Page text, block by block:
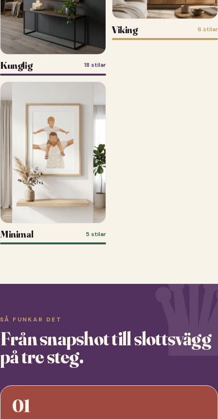
Kunglig 18 stilar
Viking 6 stilar
Minimal 5 stilar
SÅ FUNKAR DET
Från snapshot till slottsvägg
på tre steg.
01